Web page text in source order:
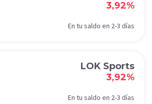
3,92%
En tu saldo en 2-3 días
LOK Sports
3,92%
En tu saldo en 2-3 días